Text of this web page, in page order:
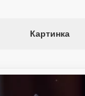
Картинка